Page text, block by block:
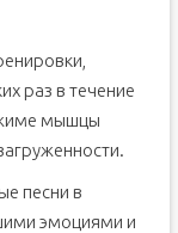
раз в течение
мышцы
песни в
эмоциями и